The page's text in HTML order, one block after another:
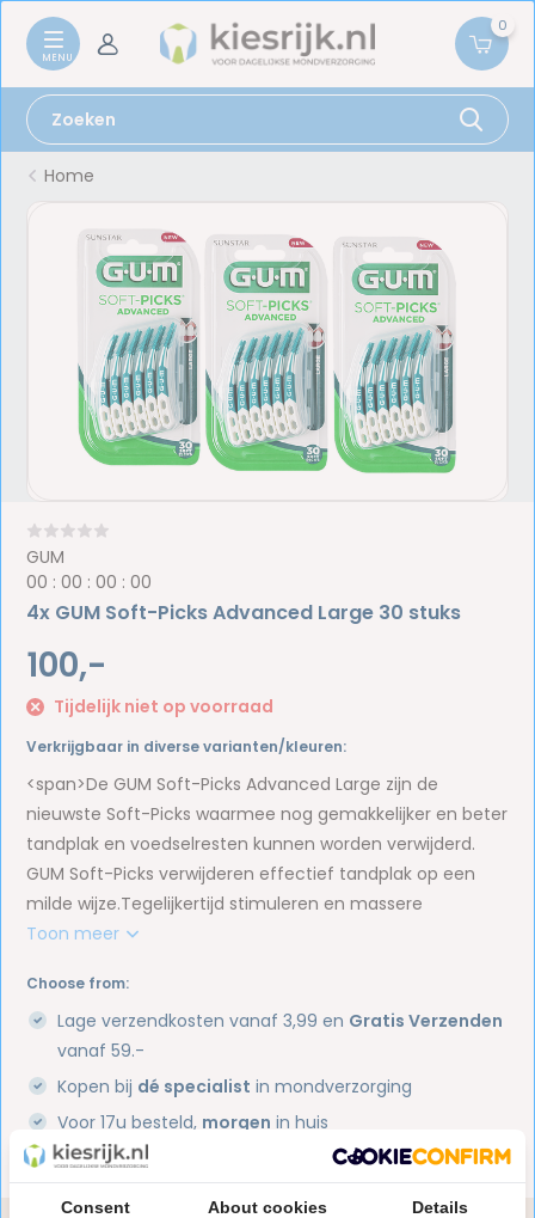
0
Home
GUM
00 :00 :00 :00
4x GUM Soft-Picks Advanced Large 30 stuks
100,-
Tijdelijk niet op voorraad
Verkrijgbaar in diverse varianten/kleuren:
<span>De GUM Soft-Picks Advanced Large zijn de
nieuwste Soft-Picks waarmee nog gemakkelijker en beter
tandplak en voedselresten kunnen worden verwijderd.
GUM Soft-Picks verwijderen effectief tandplak op een
milde wijze.Tegelijkertijd stimuleren en massere
Toon meer
Choose from:
Lage verzendkosten vanaf 3,99 en Gratis Verzenden
vanaf 59.-
Kopen bij dé specialist in mondverzorging
Voor 17u besteld, morgen in huis
1 miljoen+tevreden klanten
Consent About cookies Details